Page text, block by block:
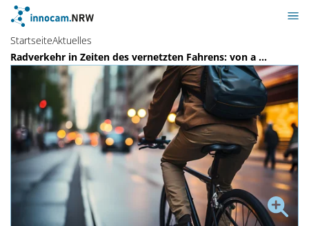
StartseiteAktuelles
Radverkehr in Zeiten des vernetzten Fahrens: von a ...